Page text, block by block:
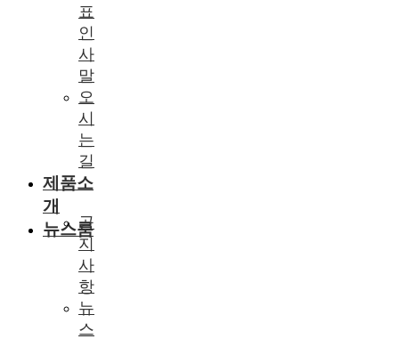
표
인
사
말
오
시
는
길
제품소
개
뉴스룸
공
지
사
항
뉴
스